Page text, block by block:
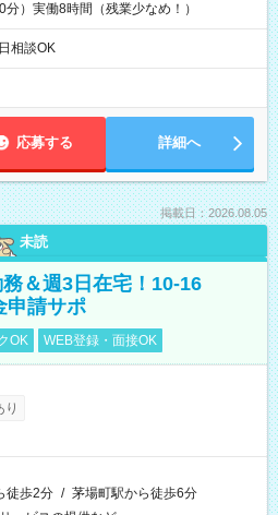
）実働8時間（残業少なめ！）
相談OK
応募する 詳細へ
掲載日：2026.08.05
未読
＆週3日在宅！10-16
申請サポ
OK WEB登録・面接OK
り
徒歩2分 / 茅場町駅から徒歩6分